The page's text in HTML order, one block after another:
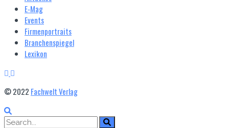
E‑Mag
Events
Firmenportraits
Branchenspiegel
Lexikon
© 2022 Fachwelt Verlag